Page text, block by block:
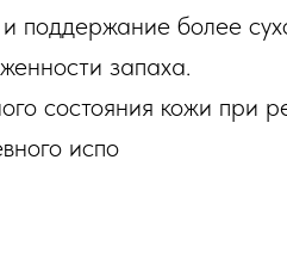
поддержание более
запаха.
состояния кожи при
испо